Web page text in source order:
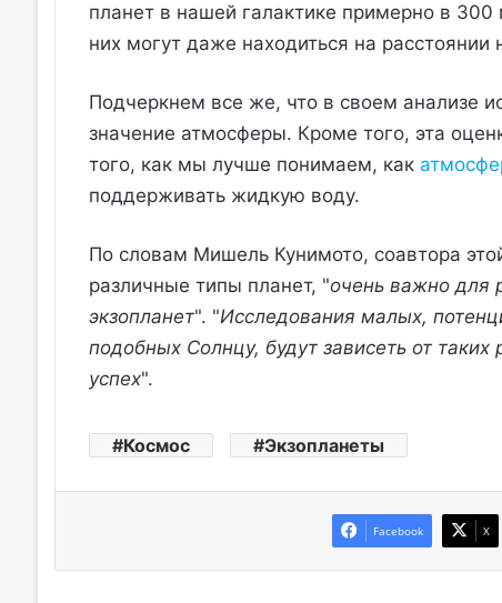
планет в нашей галактике примерно в
них могут даже находиться на
Подчеркнем все же, что в своем анализе
значение атмосферы. Кроме того, эта
того, как мы лучше понимаем, как
поддерживать жидкую воду.
По словам Мишель Кунимото, соавтора
различные типы планет, "очень важно для
экзопланет". "Исследования малых,
подобных Солнцу, будут зависеть от
успех".
Космос Экзопланеты
Facebook X